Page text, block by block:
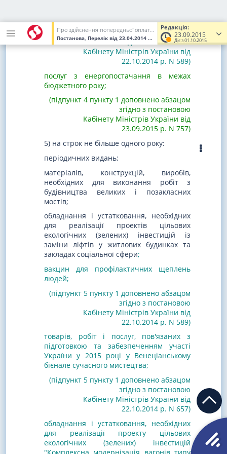
Редакція:
23.09.2015
Діє з 01.10.2015
Про здійснення попередньої оплати товарів, робіт і послуг, що закуповуються за бюджетні кошти
Постанова, Перелік від 23.04.2014 № 117 (Увага! Попередня
(підпункт 4 пункту 1 доповнено абзацом
згідно з постановою
Кабінету Міністрів України від
22.10.2014 р. N 589)
послуг з енергопостачання в межах
бюджетного року;
(підпункт 4 пункту 1 доповнено абзацом
згідно з постановою
Кабінету Міністрів України від
23.09.2015 р. N 757)
5) на строк не більше одного року:
періодичних видань;
матеріалів, конструкцій, виробів,
необхідних для виконання робіт з
будівництва великих і позакласних
мостів;
обладнання і устатковання, необхідних
для реалізації проектів цільових
екологічних (зелених) інвестицій із
заміни ліфтів у житлових будинках та
закладах соціальної сфери;
вакцин для профілактичних щеплень
людей;
(підпункт 5 пункту 1 доповнено абзацом
згідно з постановою
Кабінету Міністрів України від
22.10.2014 р. N 589)
товарів, робіт і послуг, пов'язаних з
підготовкою та забезпеченням участі
України у 2015 році у Венеціанському
бієнале сучасного мистецтва;
(підпункт 5 пункту 1 доповнено абзацом
згідно з постановою
Кабінету Міністрів України від
22.10.2014 р. N 657)
обладнання і устатковання, необхідних
для реалізації проекту цільових
екологічних (зелених) інвестицій